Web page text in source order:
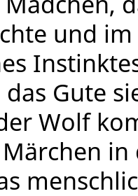
und
Gute
Wolf